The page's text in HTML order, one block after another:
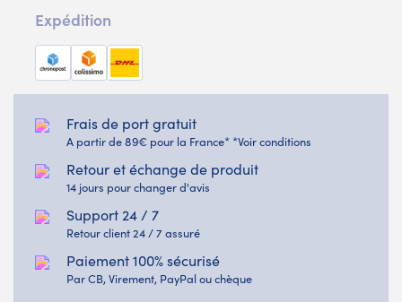
Expédition
Frais de port gratuit
A partir de 89€ pour la France* *Voir conditions
Retour et échange de produit
14 jours pour changer d'avis
Support 24 / 7
Retour client 24 / 7 assuré
Paiement 100% sécurisé
Par CB, Virement, PayPal ou chèque